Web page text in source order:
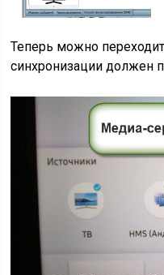
Теперь можно
синхронизации должен